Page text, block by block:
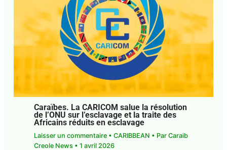
Caraïbes. La CARICOM salue la résolution
de l’ONU sur l’esclavage et la traite des
Africains réduits en esclavage
Laisser un commentaire • CARIBBEAN • Par Caraib
Creole News • 1 avril 2026